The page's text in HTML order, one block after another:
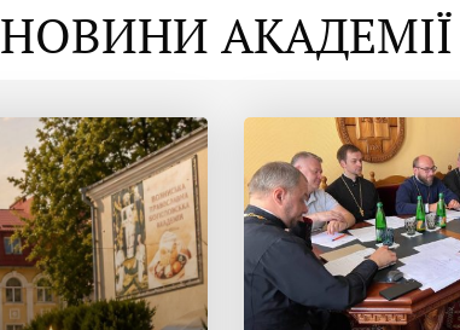
НОВИНИ АКАДЕМІЇ